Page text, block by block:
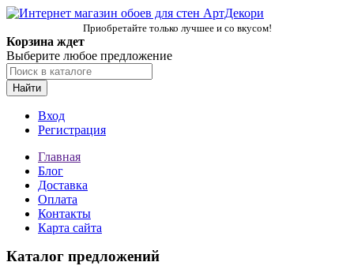
Приобретайте только лучшее и со вкусом!
Корзина ждет
Выберите любое предложение
Найти
Вход
Регистрация
Главная
Блог
Доставка
Оплата
Контакты
Карта сайта
Каталог предложений